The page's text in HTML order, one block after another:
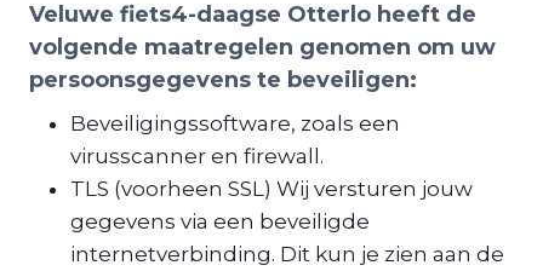
Veluwe fiets4-daagse Otterlo heeft de
volgende maatregelen genomen om uw
persoonsgegevens te beveiligen:
Beveiligingssoftware, zoals een
virusscanner en firewall.
TLS (voorheen SSL) Wij versturen jouw
gegevens via een beveiligde
internetverbinding. Dit kun je zien aan de